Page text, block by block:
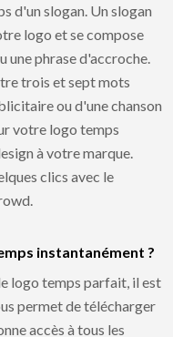
d'un slogan. Un slogan
logo et se compose
une phrase d'accroche.
trois et sept mots
ou d'une chanson
votre logo temps
à votre marque.
clics avec le
instantanément ?
logo temps parfait, il est
permet de télécharger
accès à tous les